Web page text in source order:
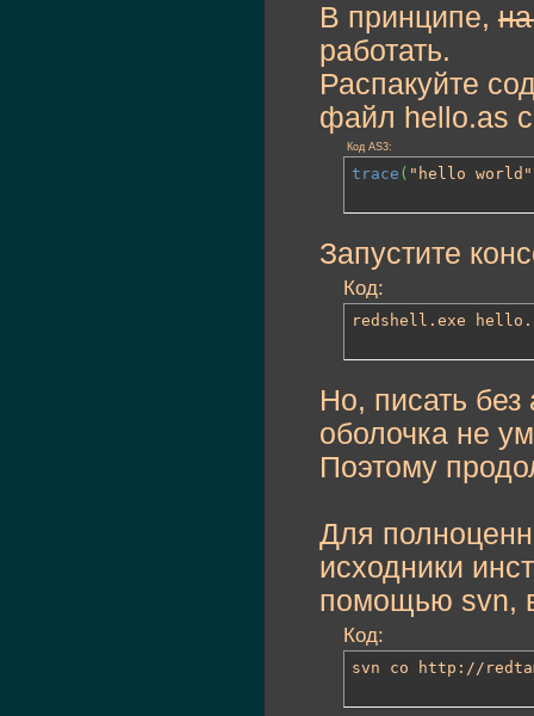
В принципе,
работать.
Распакуйте
файл hello.as
Код AS3:
trace ( "hello world"
Запустите
Код:
redshell.exe
Но, писать без
оболочка не
Поэтому
Для
исходники
помощью svn,
Код:
svn co http://